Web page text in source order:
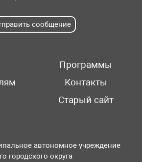
сообщение
Программы
Контакты
Старый сайт
автономное учреждение
городского округа